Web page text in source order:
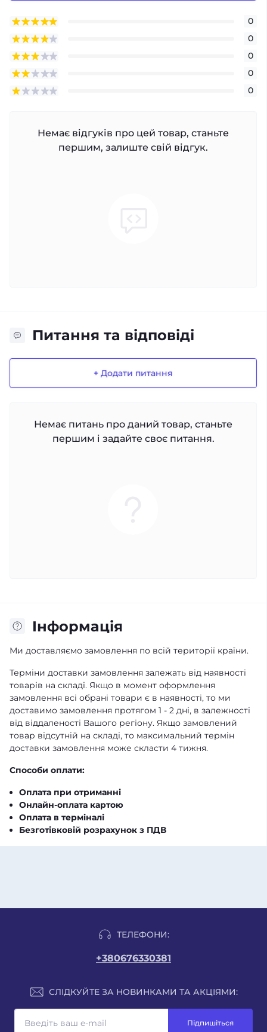
0
0
0
0
0
Немає відгуків про цей товар, станьте
першим, залиште свій відгук.
Питання та відповіді
+ Додати питання
Немає питань про даний товар, станьте
першим і задайте своє питання.
Iнформація
Ми доставляємо замовлення по всій території країни.
Терміни доставки замовлення залежать від наявності
товарів на складі. Якщо в момент оформлення
замовлення всі обрані товари є в наявності, то ми
доставимо замовлення протягом 1 - 2 дні, в залежності
від віддаленості Вашого регіону. Якщо замовлений
товар відсутній на складі, то максимальний термін
доставки замовлення може скласти 4 тижня.
Способи оплати:
Оплата при отриманні
Онлайн-оплата картою
Оплата в терміналі
Безготівковій розрахунок з ПДВ
ТЕЛЕФОНИ:
+380676330381
СЛІДКУЙТЕ ЗА НОВИНКАМИ ТА АКЦІЯМИ:
Підпишіться